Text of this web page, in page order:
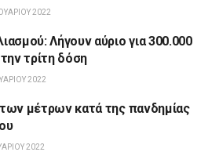
2022
Λήγουν αύριο για 300.000
τρίτη δόση
2022
μέτρων κατά της πανδημίας
2022